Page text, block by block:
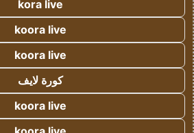
kora live
koora live
koora live
كورة لايف
koora live